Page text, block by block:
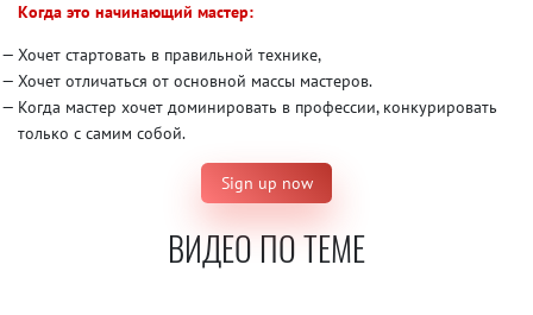
Когда это начинающий мастер:
Хочет стартовать в правильной технике,
Хочет отличаться от основной массы мастеров.
Когда мастер хочет доминировать в профессии, конкурировать
только с самим собой.
Sign up now
ВИДЕО ПО ТЕМЕ